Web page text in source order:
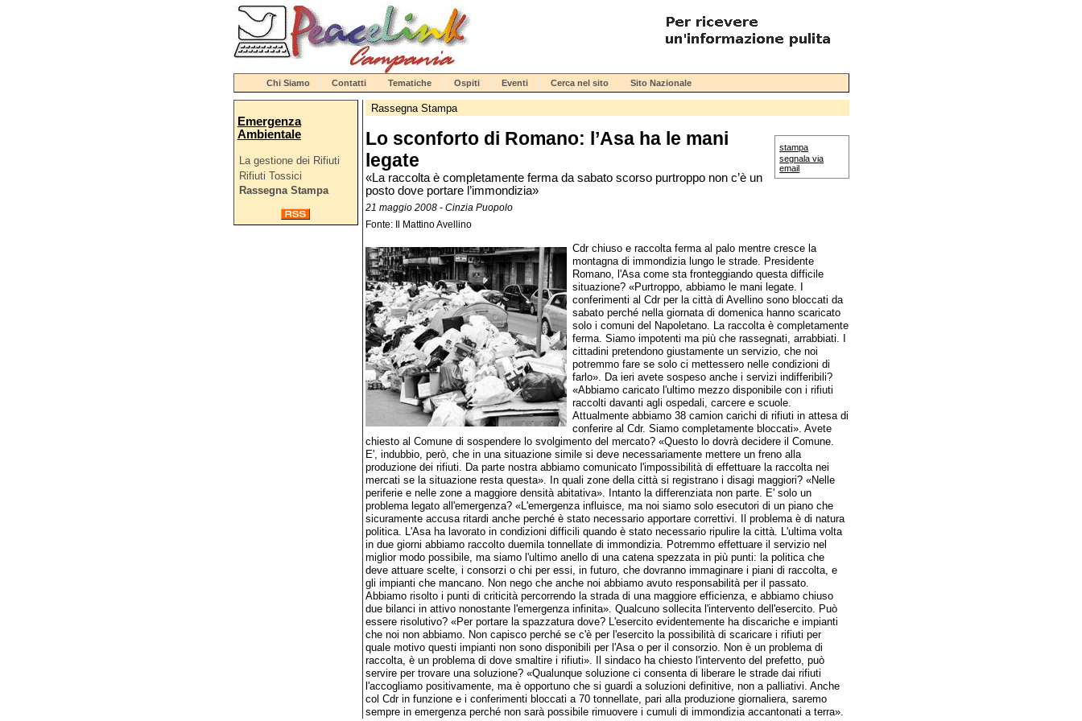
Chi Siamo Contatti Tematiche Ospiti Eventi Cerca nel sito Sito Nazionale
Emergenza
Ambientale
La gestione dei Rifiuti
Rifiuti Tossici
Rassegna Stampa
Rassegna Stampa
stampa
segnala via
email
Lo sconforto di Romano: l’Asa ha le mani
legate
«La raccolta è completamente ferma da sabato scorso purtroppo non c’è un
posto dove portare l’immondizia»
21 maggio 2008 - Cinzia Puopolo
Fonte: Il Mattino Avellino
Cdr chiuso e raccolta ferma al palo mentre cresce la
montagna di immondizia lungo le strade. Presidente
Romano, l'Asa come sta fronteggiando questa difficile
situazione? «Purtroppo, abbiamo le mani legate. I
conferimenti al Cdr per la città di Avellino sono bloccati da
sabato perché nella giornata di domenica hanno scaricato
solo i comuni del Napoletano. La raccolta è completamente
ferma. Siamo impotenti ma più che rassegnati, arrabbiati. I
cittadini pretendono giustamente un servizio, che noi
potremmo fare se solo ci mettessero nelle condizioni di
farlo». Da ieri avete sospeso anche i servizi indifferibili?
«Abbiamo caricato l'ultimo mezzo disponibile con i rifiuti
raccolti davanti agli ospedali, carcere e scuole.
Attualmente abbiamo 38 camion carichi di rifiuti in attesa di
conferire al Cdr. Siamo completamente bloccati». Avete
chiesto al Comune di sospendere lo svolgimento del mercato? «Questo lo dovrà decidere il Comune.
E', indubbio, però, che in una situazione simile si deve necessariamente mettere un freno alla
produzione dei rifiuti. Da parte nostra abbiamo comunicato l'impossibilità di effettuare la raccolta nei
mercati se la situazione resta questa». In quali zone della città si registrano i disagi maggiori? «Nelle
periferie e nelle zone a maggiore densità abitativa». Intanto la differenziata non parte. E' solo un
problema legato all'emergenza? «L'emergenza influisce, ma noi siamo solo esecutori di un piano che
sicuramente accusa ritardi anche perché è stato necessario apportare correttivi. Il problema è di natura
politica. L'Asa ha lavorato in condizioni difficili quando è stato necessario ripulire la città. L'ultima volta
in due giorni abbiamo raccolto duemila tonnellate di immondizia. Potremmo effettuare il servizio nel
miglior modo possibile, ma siamo l'ultimo anello di una catena spezzata in più punti: la politica che
deve attuare scelte, i consorzi o chi per essi, in futuro, che dovranno immaginare i piani di raccolta, e
gli impianti che mancano. Non nego che anche noi abbiamo avuto responsabilità per il passato.
Abbiamo risolto i punti di criticità percorrendo la strada di una maggiore efficienza, e abbiamo chiuso
due bilanci in attivo nonostante l'emergenza infinita». Qualcuno sollecita l'intervento dell'esercito. Può
essere risolutivo? «Per portare la spazzatura dove? L'esercito evidentemente ha discariche e impianti
che noi non abbiamo. Non capisco perché se c'è per l'esercito la possibilità di scaricare i rifiuti per
quale motivo questi impianti non sono disponibili per l'Asa o per il consorzio. Non è un problema di
raccolta, è un problema di dove smaltire i rifiuti». Il sindaco ha chiesto l'intervento del prefetto, può
servire per trovare una soluzione? «Qualunque soluzione ci consenta di liberare le strade dai rifiuti
l'accogliamo positivamente, ma è opportuno che si guardi a soluzioni definitive, non a palliativi. Anche
col Cdr in funzione e i conferimenti bloccati a 70 tonnellate, pari alla produzione giornaliera, saremo
sempre in emergenza perché non sarà possibile rimuovere i cumuli di immondizia accantonati a terra».